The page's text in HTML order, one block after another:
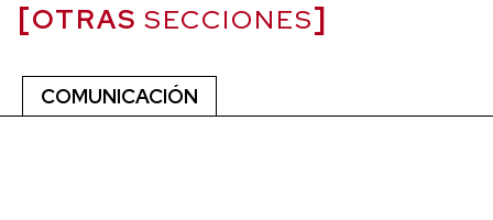
OTRAS SECCIONES
COMUNICACIÓN